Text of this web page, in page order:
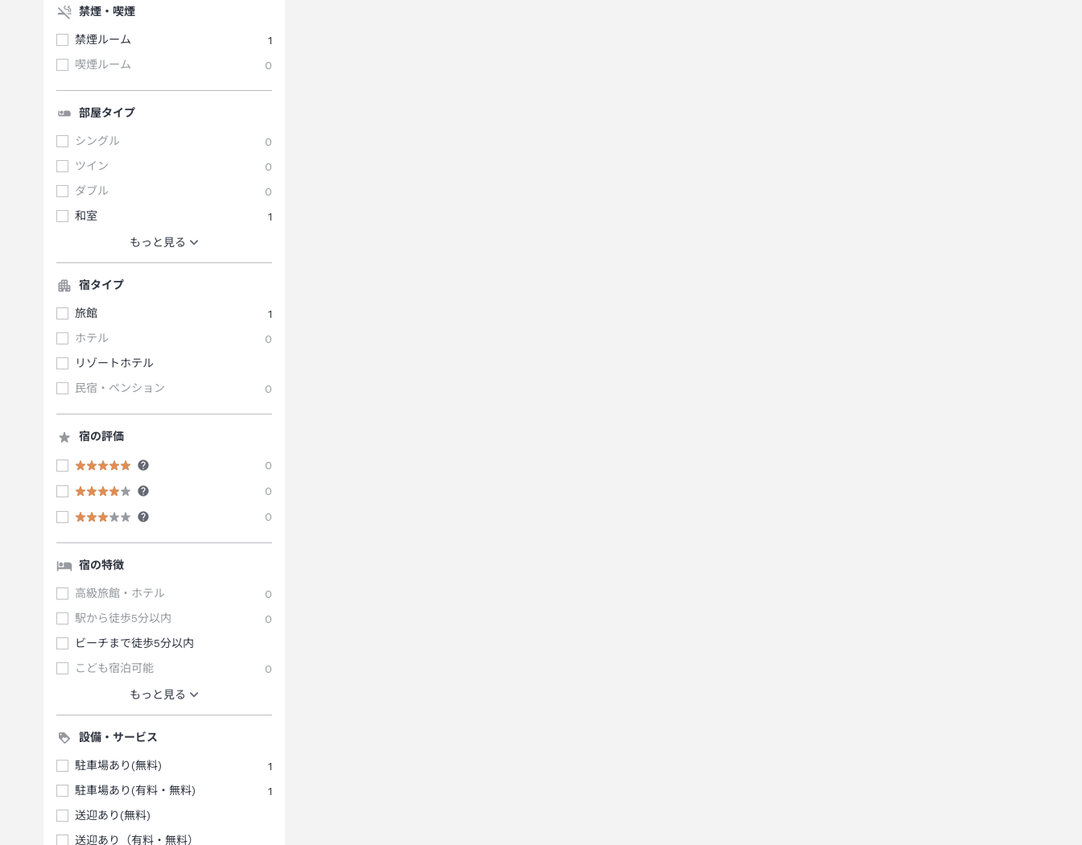
禁煙・喫煙
禁煙ルーム
1
喫煙ルーム
0
部屋タイプ
シングル
0
ツイン
0
ダブル
0
和室
1
もっと見る
宿タイプ
旅館
1
ホテル
0
リゾートホテル
民宿・ペンション
0
宿の評価
0
0
0
宿の特徴
高級旅館・ホテル
0
駅から徒歩5分以内
0
ビーチまで徒歩5分以内
こども宿泊可能
0
もっと見る
設備・サービス
駐車場あり(無料)
1
駐車場あり(有料・無料)
1
送迎あり(無料)
送迎あり（有料・無料）